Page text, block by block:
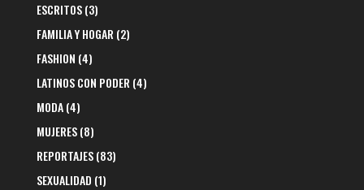
ESCRITOS(3)
FAMILIA Y HOGAR (2)
FASHION (4)
LATINOS CON PODER (4)
MODA(4)
MUJERES(8)
REPORTAJES(83)
SEXUALIDAD (1)